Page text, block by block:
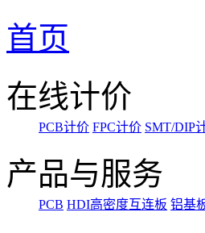
首页
在线计价
PCB计价 FPC计价 SMT/DIP
产品与服务
PCB HDI高密度互连板 铝基